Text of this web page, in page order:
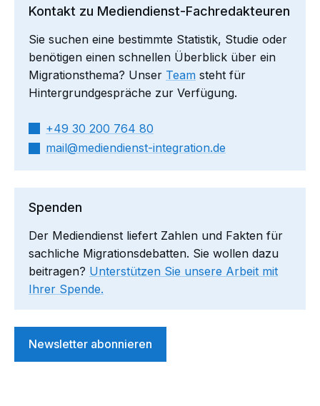
Kontakt zu Mediendienst-Fachredakteuren
Sie suchen eine bestimmte Statistik, Studie oder
benötigen einen schnellen Überblick über ein
Migrationsthema? Unser Team steht für
Hintergrundgespräche zur Verfügung.
+49 30 200 764 80
mail​
mediendienst-integration.de
Spenden
Der Mediendienst liefert Zahlen und Fakten für
sachliche Migrationsdebatten. Sie wollen dazu
beitragen? Unterstützen Sie unsere Arbeit mit
Ihrer Spende.
Newsletter abonnieren